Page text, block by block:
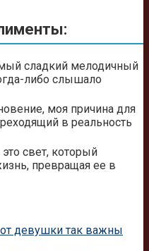
сладкий мелодичный
либо слышало
моя причина для
в реальность
свет, который
превращая ее в
девушки так важны